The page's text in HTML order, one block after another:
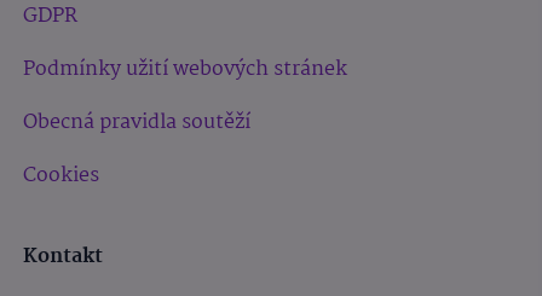
GDPR
Podmínky užití webových stránek
Obecná pravidla soutěží
Cookies
Kontakt